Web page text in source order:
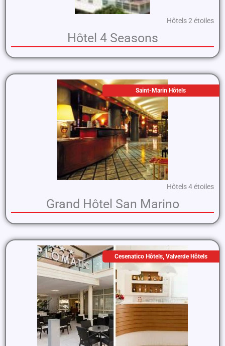
Hôtels 2 étoiles
Hôtel 4 Seasons
Saint-Marin Hôtels
Hôtels 4 étoiles
Grand Hôtel San Marino
Cesenatico Hôtels, Valverde Hôtels